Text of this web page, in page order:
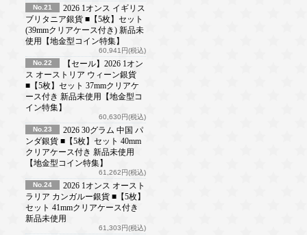
No.21
2026 1オンス イギリス
ブリタニア銀貨 ■【5枚】セット
(39mmクリアケース付き) 新品未
使用【地金型コイン特集】
60,941円(税込)
No.22
【セール】2026 1オン
ス オーストリア ウィーン銀貨
■【5枚】セット 37mmクリアケ
ース付き 新品未使用【地金型コ
イン特集】
60,630円(税込)
No.23
2026 30グラム 中国 パ
ンダ銀貨 ■【5枚】セット 40mm
クリアケース付き 新品未使用
【地金型コイン特集】
61,262円(税込)
No.24
2026 1オンス オースト
ラリア カンガルー銀貨 ■【5枚】
セット 41mmクリアケース付き
新品未使用
61,303円(税込)